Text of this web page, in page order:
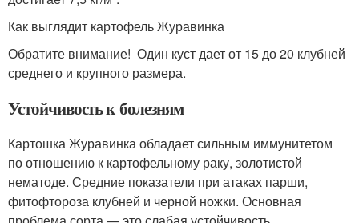
Как выглядит картофель Журавинка
Обратите внимание! Один куст дает от 15 до 20 клубней
среднего и крупного размера.
Устойчивость к болезням
Картошка Журавинка обладает сильным иммунитетом
по отношению к картофельному раку, золотистой
нематоде. Средние показатели при атаках парши,
фитофтороза клубней и черной ножки. Основная